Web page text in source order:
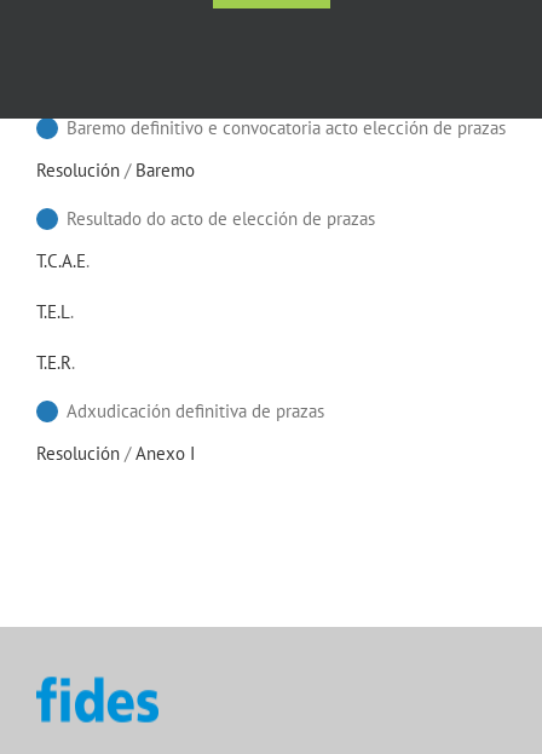
Definitiva de admitidos/as e excluídos/as e baremo
Baremo definitivo e convocatoria acto elección de prazas
Resolución / Baremo
Resultado do acto de elección de prazas
T.C.A.E.
T.E.L .
T.E.R.
Adxudicación definitiva de prazas
Resolución /Anexo I